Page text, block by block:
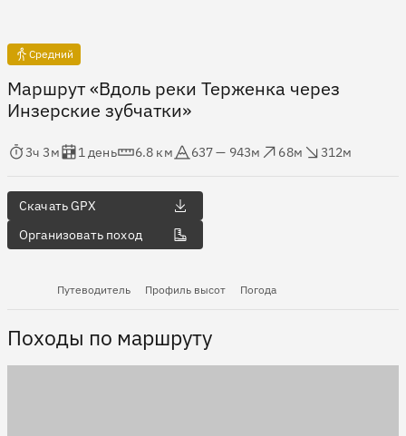
Средний
Маршрут «Вдоль реки Терженка через
Инзерские зубчатки»
в пути
3ч 3м
Оценка в днях
1 день
Дистанция
6.8 км
Абсолютная высота
637 — 943м
68м
312м
Скачать GPX
Организовать поход
Путеводитель Профиль высот Погода
Походы по маршруту